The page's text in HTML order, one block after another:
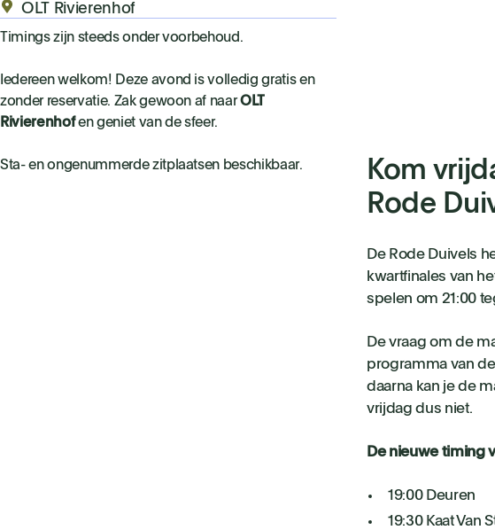
OLT Rivierenhof
Timings zijn steeds onder voorbehoud.
Iedereen welkom! Deze avond is volledig gratis en
zonder reservatie. Zak gewoon af naarOLT
Rivierenhofen geniet van de sfeer.
Sta- en ongenummerde zitplaatsen beschikbaar.
Kom
Rode
De Rode Duivels
kwartfinales van
spelen om 21:00
De vraag om de
programma van
daarna kan je de
vrijdag dus niet.
De nieuwe timing
19:00 Deuren
19:30 Kaat Van